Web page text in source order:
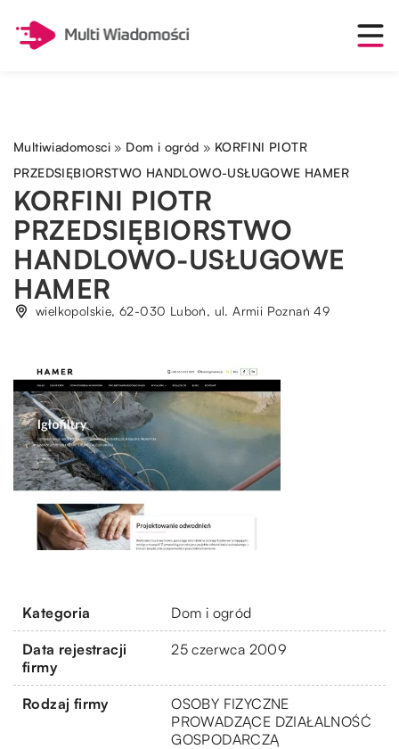
Multiwiadomosci » Dom i ogród » KORFINI PIOTR
PRZEDSIĘBIORSTWO HANDLOWO-USŁUGOWE HAMER
KORFINI PIOTR
PRZEDSIĘBIORSTWO
HANDLOWO-USŁUGOWE
HAMER
wielkopolskie, 62-030 Luboń, ul. Armii Poznań 49
Kategoria Dom i ogród
Data rejestracji
firmy
25 czerwca 2009
Rodzaj firmy
OSOBY FIZYCZNE
PROWADZĄCE DZIAŁALNOŚĆ
GOSPODARCZĄ